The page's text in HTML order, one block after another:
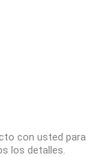
con usted para
los detalles.